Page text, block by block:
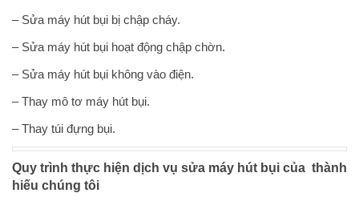
– Sửa máy hút bụi bị chập cháy.
– Sửa máy hút bụi hoạt động chập chờn.
– Sửa máy hút bụi không vào điện.
– Thay mô tơ máy hút bụi.
– Thay túi đựng bụi.
Quy trình thực hiện dịch vụ sửa máy hút bụi của thành
hiếu chúng tôi